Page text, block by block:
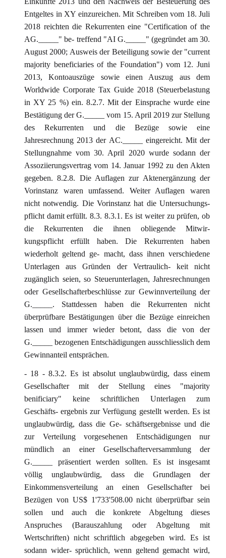
Entgeltes in XY einzureichen. Mit Schreiben vom 18. Juli
2018 reichten die Rekurrenten eine "Certification of the
AG._____" be- treffend "AI G._____" (gegründet am 30.
August 2000; Ausweis der Beteiligung sowie der "current
majority beneficiaries of the Foundation") vom 12. Juni
2013, Kontoauszüge sowie einen Auszug aus dem
Worldwide Corporate Tax Guide 2018 (Steuerbelastung
in XY 25 %) ein. 8.2.7. Mit der Einsprache wurde eine
Bestätigung der G._____ vom 15. April 2019 zur Stellung
des Rekurrenten und die Bezüge sowie eine
Jahresrechnung 2013 der AC._____ eingereicht. Mit der
Stellungnahme vom 30. April 2020 wurde sodann der
Assoziierungsvertrag vom 14. Januar 1992 zu den Akten
gegeben. 8.2.8. Die Auflagen zur Aktenergänzung der
Vorinstanz waren umfassend. Weiter Auflagen waren
nicht notwendig. Die Vorinstanz hat die Untersuchungs-
pflicht damit erfüllt. 8.3. 8.3.1. Es ist weiter zu prüfen, ob
die Rekurrenten die ihnen obliegende Mitwir-
kungspflicht erfüllt haben. Die Rekurrenten haben
wiederholt geltend ge- macht, dass ihnen verschiedene
Unterlagen aus Gründen der Vertraulich- keit nicht
zugänglich seien, so Steuerunterlagen, Jahresrechnungen
oder Gesellschafterbeschlüsse zur Gewinnverteilung der
G._____. Stattdessen haben die Rekurrenten nicht
überprüfbare Bestätigungen über die Bezüge einreichen
lassen und immer wieder betont, dass die von der
G._____ bezogenen Entschädigungen ausschliesslich dem
Gewinnanteil entsprächen.
- 18 - 8.3.2. Es ist absolut unglaubwürdig, dass einem
Gesellschafter mit der Stellung eines "majority
benificiary" keine schriftlichen Unterlagen zum
Geschäfts- ergebnis zur Verfügung gestellt werden. Es ist
unglaubwürdig, dass die Ge- schäftsergebnisse und die
zur Verteilung vorgesehenen Entschädigungen nur
mündlich an einer Gesellschafterversammlung der
G._____ präsentiert werden sollten. Es ist insgesamt
völlig unglaubwürdig, dass die Grundlagen der
Einkommensverteilung an einen Gesellschafter bei
Bezügen von US$ 1'733'508.00 nicht überprüfbar sein
sollen und auch die konkrete Abgeltung dieses
Anspruches (Barauszahlung oder Abgeltung mit
Wertschriften) nicht schriftlich abgegeben wird. Es ist
sodann wider- sprüchlich, wenn geltend gemacht wird,